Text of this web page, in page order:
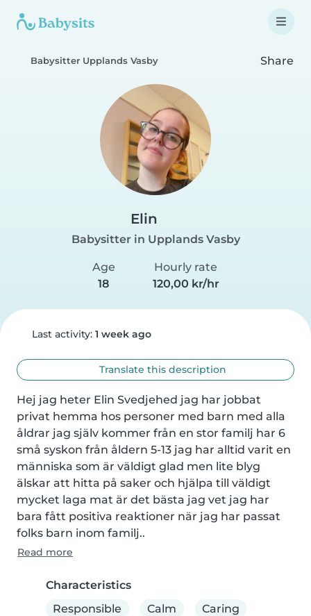
Babysitter Upplands Vasby Share
Elin
Babysitter in Upplands Vasby
Age
18
Hourly rate
120,00 kr/hr
Last activity: 1 week ago
Translate this description
Hej jag heter Elin Svedjehed jag har jobbat
privat hemma hos personer med barn med alla
åldrar jag själv kommer från en stor familj har 6
små syskon från åldern 5-13 jag har alltid varit en
människa som är väldigt glad men lite blyg
älskar att hitta på saker och hjälpa till väldigt
mycket laga mat är det bästa jag vet jag har
bara fått positiva reaktioner när jag har passat
folks barn inom familj..
Read more
Characteristics
Responsible
Calm Caring